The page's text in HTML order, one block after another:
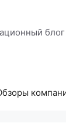
блог